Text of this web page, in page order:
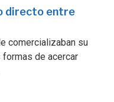
directo entre
comercializaban su
formas de acercar